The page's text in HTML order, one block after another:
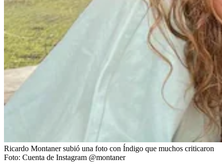
Ricardo Montaner subió una foto con Índigo que muchos criticaron
Foto: Cuenta de Instagram @montaner